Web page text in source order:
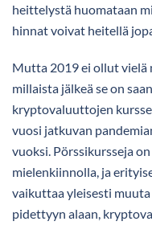
heittelystä huomataan
hinnat voivat heitellä
Mutta 2019 ei ollut vielä
millaista jälkeä se on
kryptovaluuttojen
vuosi jatkuvan
vuoksi. Pörssikursseja
mielenkiinnolla, ja
vaikuttaa yleisesti
pidettyyn alaan,